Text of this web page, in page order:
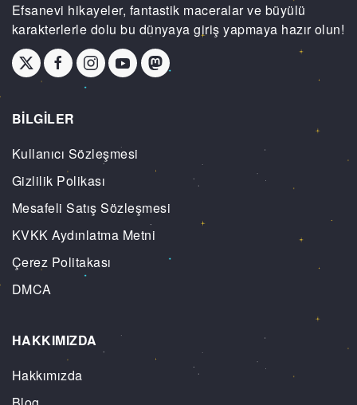
Efsanevi hikayeler, fantastik maceralar ve büyülü
karakterlerle dolu bu dünyaya giriş yapmaya hazır olun!
BİLGİLER
Kullanıcı Sözleşmesi
Gizlilik Polikası
Mesafeli Satış Sözleşmesi
KVKK Aydınlatma Metni
Çerez Politakası
DMCA
HAKKIMIZDA
Hakkımızda